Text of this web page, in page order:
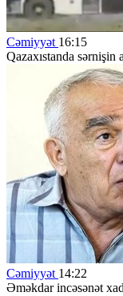
Cəmiyyət 16:15
Qazaxıstanda sərnişin
Cəmiyyət 14:22
Əməkdar incəsənət